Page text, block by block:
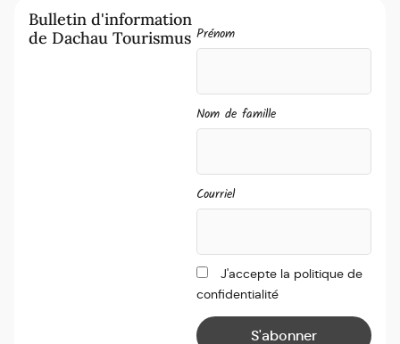
Bulletin d'information
de Dachau Tourismus Prénom
Nom de famille
Courriel
J'accepte la politique de
confidentialité